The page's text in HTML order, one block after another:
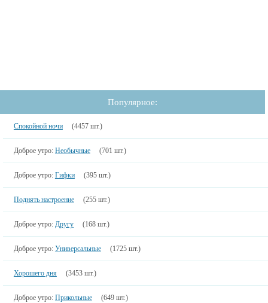
Популярное:
Спокойной ночи (4457 шт.)
Доброе утро: Необычные (701 шт.)
Доброе утро: Гифки (395 шт.)
Поднять настроение (255 шт.)
Доброе утро: Другу (168 шт.)
Доброе утро: Универсальные (1725 шт.)
Хорошего дня (3453 шт.)
Доброе утро: Прикольные (649 шт.)